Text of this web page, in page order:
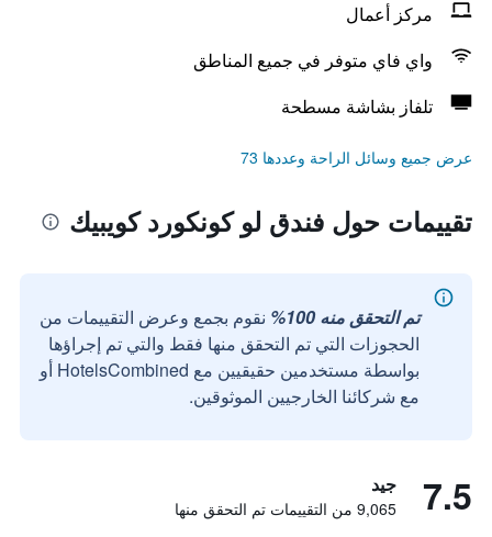
مركز أعمال
واي فاي متوفر في جميع المناطق
تلفاز بشاشة مسطحة
عرض جميع وسائل الراحة وعددها 73
تقييمات حول فندق لو كونكورد كويبيك
تم التحقق منه 100%
نقوم بجمع وعرض التقييمات من
الحجوزات التي تم التحقق منها فقط والتي تم إجراؤها
بواسطة مستخدمين حقيقيين مع HotelsCombined أو
مع شركائنا الخارجيين الموثوقين.
7.5 جيد
9,065 من التقييمات تم التحقق منها